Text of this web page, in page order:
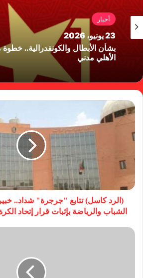
أخبار
23 يونيو، 2026
بشأن الأبطال والكونفدرالية.. خطوة
الأهلي مدني
(الرد كاسل) تتابع "جرجرة" شداد..
الشباب والرياضة بإثبات قرار إتحاد